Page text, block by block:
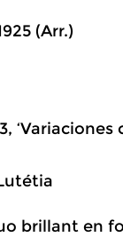
(Arr.)
brillant en